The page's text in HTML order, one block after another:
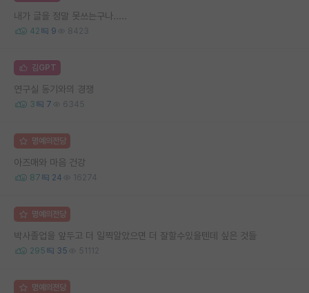
내가 글을 정말 못쓰는구나.....
42 9 8423
김GPT
연구실 동기와의 경쟁
3 7 6345
명예의전당
아즈매와 마음 건강
87 24 16274
명예의전당
박사졸업을 앞두고 더 일찍알았으면 더 잘할수있을텐데 싶은 것들
295 35 51112
명예의전당